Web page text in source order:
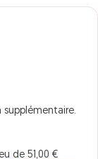
de 51,00 €